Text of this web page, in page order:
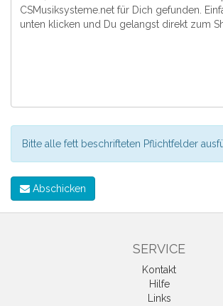
Bitte alle fett beschrifteten Pflichtfelder
Abschicken
SERVICE
Kontakt
Hilfe
Links